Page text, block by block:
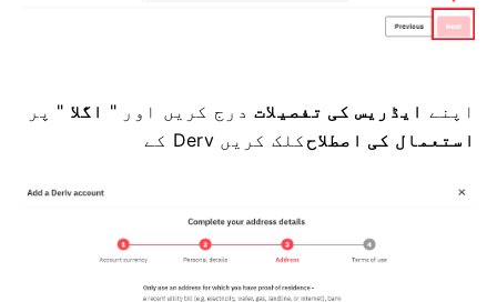
اپنے ایڈریس کی تفصیلاتدرج کریں اور " اگلا " پر
کلک کریں Derv کے استعمال کی اصطلاح